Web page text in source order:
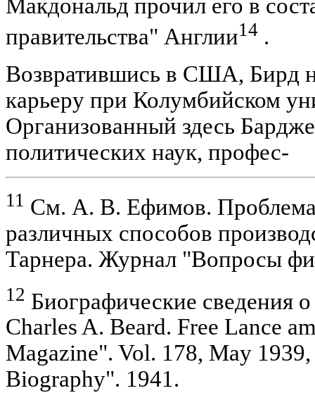
Макдональд прочил его в
правительства" Англии14 .
Возвратившись в США, Бирд
карьеру при Колумбийском
Организованный здесь
политических наук, профес-
11 См. А. В. Ефимов. Проблема
различных способов
Тарнера. Журнал "Вопросы
12 Биографические сведения
Charles A. Beard. Free Lance
Magazine". Vol. 178, May
Biography". 1941.